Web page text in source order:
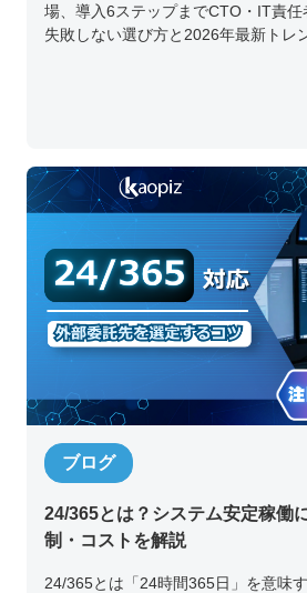
場、導入6ステップまでCTO・IT責任
失敗しない選び方と2026年最新トレ
ブログ
24/365とは？システム安定稼働
制・コストを解説
24/365とは「24時間365日」を意味